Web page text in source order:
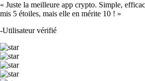
« Juste la meilleure app crypto. Simple,
mis 5 étoiles, mais elle en mérite 10 ! »
-Utilisateur vérifié